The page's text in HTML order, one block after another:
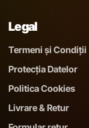
Legal
Termeni și Condiții
Protecția Datelor
Politica Cookies
Livrare & Retur